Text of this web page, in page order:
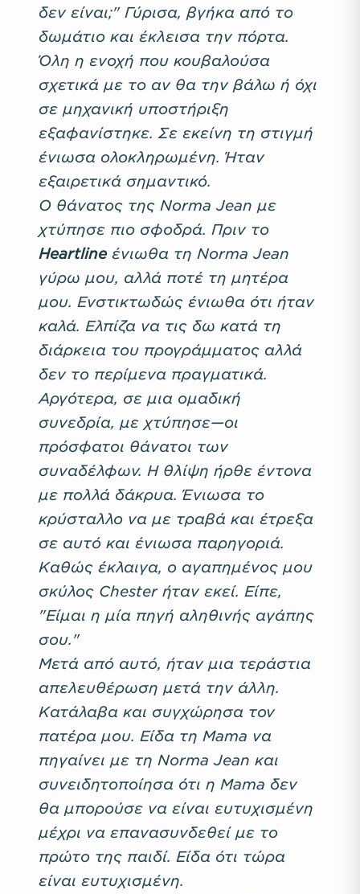
δεν είναι;" Γύρισα, βγήκα από το
δωμάτιο και έκλεισα την πόρτα.
Όλη η ενοχή που κουβαλούσα
σχετικά με το αν θα την βάλω ή όχι
σε μηχανική υποστήριξη
εξαφανίστηκε. Σε εκείνη τη στιγμή
ένιωσα ολοκληρωμένη. Ήταν
εξαιρετικά σημαντικό.
Ο θάνατος της Norma Jean με
χτύπησε πιο σφοδρά. Πριν το
Heartlineένιωθα τη Norma Jean
γύρω μου, αλλά ποτέ τη μητέρα
μου. Ενστικτωδώς ένιωθα ότι ήταν
καλά. Ελπίζα να τις δω κατά τη
διάρκεια του προγράμματος αλλά
δεν το περίμενα πραγματικά.
Αργότερα, σε μια ομαδική
συνεδρία, με χτύπησε—οι
πρόσφατοι θάνατοι των
συναδέλφων. Η θλίψη ήρθε έντονα
με πολλά δάκρυα. Ένιωσα το
κρύσταλλο να με τραβά και έτρεξα
σε αυτό και ένιωσα παρηγοριά.
Καθώς έκλαιγα, ο αγαπημένος μου
σκύλος Chester ήταν εκεί. Είπε,
"Είμαι η μία πηγή αληθινής αγάπης
σου."
Μετά από αυτό, ήταν μια τεράστια
απελευθέρωση μετά την άλλη.
Κατάλαβα και συγχώρησα τον
πατέρα μου. Είδα τη Mama να
πηγαίνει με τη Norma Jean και
συνειδητοποίησα ότι η Mama δεν
θα μπορούσε να είναι ευτυχισμένη
μέχρι να επανασυνδεθεί με το
πρώτο της παιδί. Είδα ότι τώρα
είναι ευτυχισμένη.